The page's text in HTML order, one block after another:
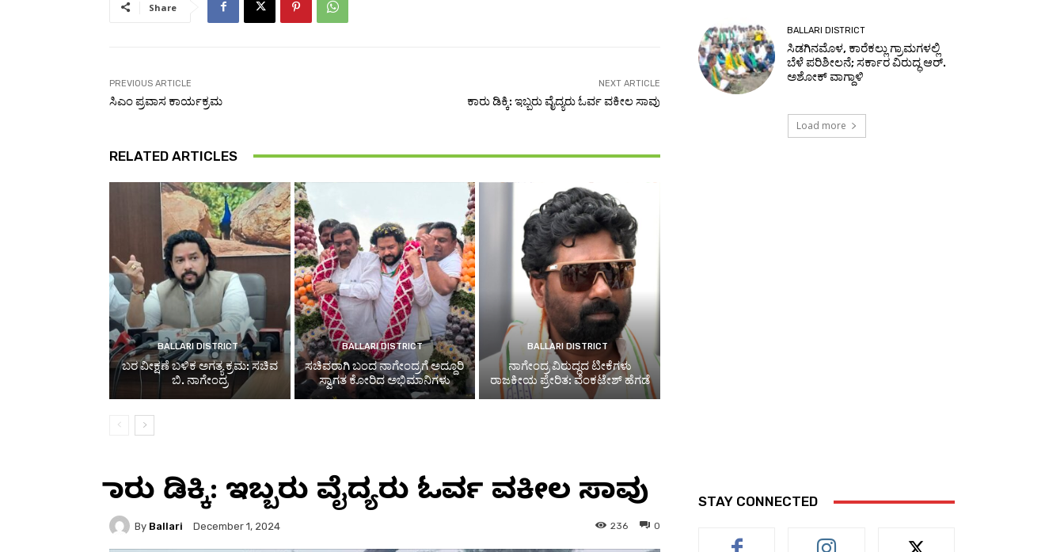
Share
PREVIOUS ARTICLE
ಸಿಎಂ ಪ್ರವಾಸ ಕಾರ್ಯಕ್ರಮ
NEXT ARTICLE
ಕಾರು ಡಿಕ್ಕಿ: ಇಬ್ಬರು ವೈದ್ಯರು ಓರ್ವ ವಕೀಲ ಸಾವು
RELATED ARTICLES
BALLARI DISTRICT
ಬರ ವೀಕ್ಷಣೆ ಬಳಿಕ ಅಗತ್ಯ ಕ್ರಮ: ಸಚಿವ
ಬಿ. ನಾಗೇಂದ್ರ
BALLARI DISTRICT
ಸಚಿವರಾಗಿ ಬಂದ ನಾಗೇಂದ್ರಗೆ ಅದ್ದೂರಿ
ಸ್ವಾಗತ ಕೋರಿದ ಅಭಿಮಾನಿಗಳು
BALLARI DISTRICT
ನಾಗೇಂದ್ರ ವಿರುದ್ಧದ ಟೀಕೆಗಳು
ರಾಜಕೀಯ ಪ್ರೇರಿತ: ವೆಂಕಟೇಶ್ ಹೆಗಡೆ
BALLARI DISTRICT
ಸಿಡಗಿನಮೊಳ, ಕಾರೆಕಲ್ಲು ಗ್ರಾಮಗಳಲ್ಲಿ
ಬೆಳೆ ಪರಿಶೀಲನೆ; ಸರ್ಕಾರ ವಿರುದ್ಧ ಆರ್.
ಅಶೋಕ್ ವಾಗ್ದಾಳಿ
Load more